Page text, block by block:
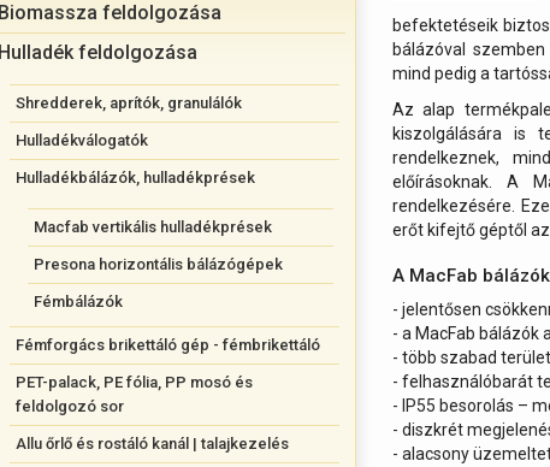
befektetéseik
bálázóval
mind pedig a
Az alap
kiszolgálására is
rendelkeznek,
előírásoknak. A
rendelkezésére.
erőt kifejtő géptől
A MacFab
- jelentősen
- a MacFab bálázók
- több szabad
- felhasználóbarát
- IP55 besorolás –
- diszkrét
- alacsony
Biomassza feldolgozása
Hulladék feldolgozása
Shredderek, aprítók, granulálók
Hulladékválogatók
Hulladékbálázók, hulladékprések
Macfab vertikális hulladékprések
Presona horizontális bálázógépek
Fémbálázók
Fémforgács brikettáló gép - fémbrikettáló
PET-palack, PE fólia, PP mosó és
feldolgozó sor
Allu őrlő és rostáló kanál | talajkezelés